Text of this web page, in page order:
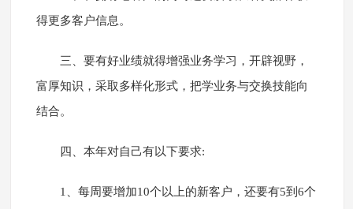
得更多客户信息。
三、要有好业绩就得增强业务学习，开辟视野，
富厚知识，采取多样化形式，把学业务与交换技能向
结合。
四、本年对自己有以下要求:
1、每周要增加10个以上的新客户，还要有5到6个